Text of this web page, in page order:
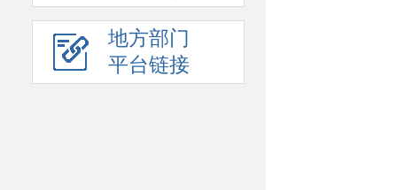
地方部门
平台链接